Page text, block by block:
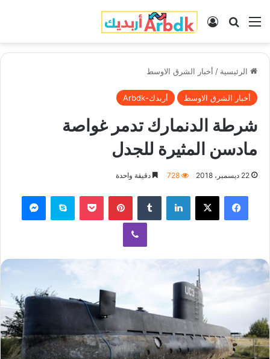
القائمة بحث عنتسجيل الدخول
الرئيسية / أخبار الشرق الاوسط
أخبار الشرق الاوسط أربدك-Arbdk
شرطة الدنمارك تدمر غواصة
مادسن المثيرة للجدل
22 ديسمبر، 2018 728 دقيقة واحدة
فيسبوك لينكدإن بينتيريست سكايب
ڤايبر